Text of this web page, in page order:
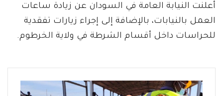
أعلنت النيابة العامة في السودان عن زيادة ساعات
العمل بالنيابات، بالإضافة إلى إجراء زيارات تفقدية
للحراسات داخل أقسام الشرطة في ولاية الخرطوم.